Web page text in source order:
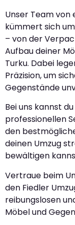
Unser Team
kümmert sich
– von der
Aufbau deiner
Turku. Dabei
Präzision, um
Gegenstände
Bei uns kannst
professionellen
den
deinen Umzug
bewältigen
Vertraue beim
den Fiedler
reibungslosen
Möbel und